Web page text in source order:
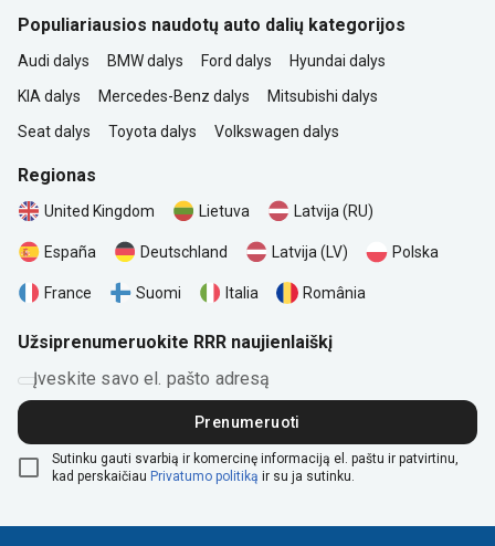
Populiariausios naudotų auto dalių kategorijos
Audi dalys BMW dalys Ford dalys
Hyundai dalys
KIA dalys
Mercedes-Benz dalys
Mitsubishi dalys
Seat dalys
Toyota dalys Volkswagen dalys
Regionas
United Kingdom Lietuva Latvija (RU)
España Deutschland Latvija (LV) Polska
France Suomi Italia România
Užsiprenumeruokite RRR naujienlaiškį
Įveskite savo el. pašto adresą
Prenumeruoti
Sutinku gauti svarbią ir komercinę informaciją el. paštu ir patvirtinu,
kad perskaičiau Privatumo politiką ir su ja sutinku.